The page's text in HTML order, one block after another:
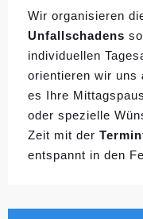
Wir organisieren
Unfallschadens
individuellen
orientieren wir uns
es Ihre
oder spezielle
Zeit mit der
entspannt in den